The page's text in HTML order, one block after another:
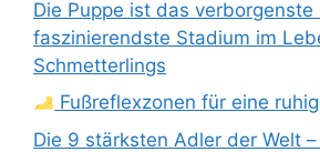
Die Puppe ist das verborgenste
faszinierendste Stadium im
Schmetterlings
Fußreflexzonen für eine
Die 9 stärksten Adler der Welt